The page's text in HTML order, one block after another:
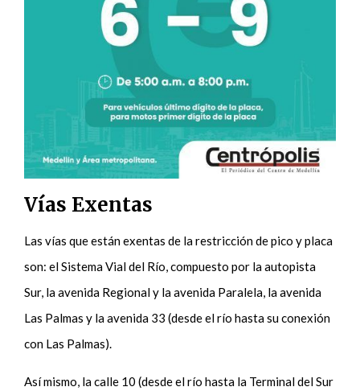
Vías Exentas
Las vías que están exentas de la restricción de pico y placa
son: el Sistema Vial del Río, compuesto por la autopista
Sur, la avenida Regional y la avenida Paralela, la avenida
Las Palmas y la avenida 33 (desde el río hasta su conexión
con Las Palmas).
Así mismo, la calle 10 (desde el río hasta la Terminal del Sur